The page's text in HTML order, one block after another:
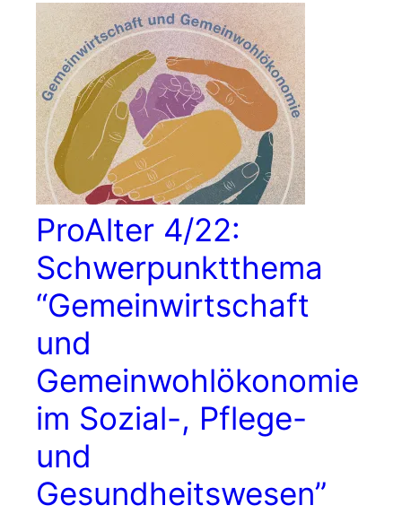
ProAlter 4/22:
Schwerpunktthema
“Gemeinwirtschaft
und
Gemeinwohlökonomie
im Sozial-, Pflege-
und
Gesundheitswesen”